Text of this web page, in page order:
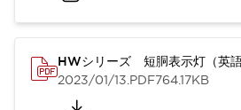
HWシリーズ 短胴表示灯（英語
2023/01/13.PDF764.17KB